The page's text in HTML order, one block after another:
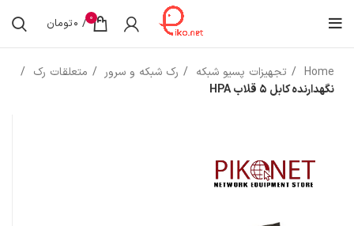
0
/
0تومان
Home تجهیزات پسیو شبکه رک شبکه و سرور
متعلقات رک
نگهدارنده کابل 5 قلاب HPA